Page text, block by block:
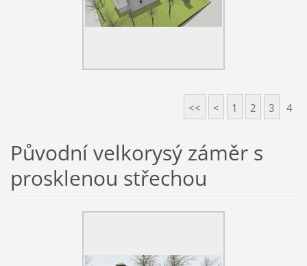
<< < 1 2 3 4
Původní velkorysý záměr s
prosklenou střechou